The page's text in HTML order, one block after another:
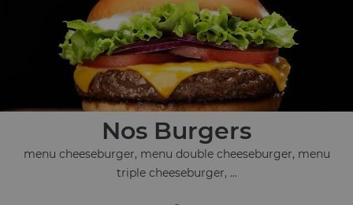
Nos Burgers
menu cheeseburger, menu double cheeseburger, menu
triple cheeseburger, ...